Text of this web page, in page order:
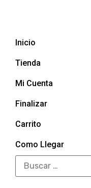
Inicio
Tienda
Mi Cuenta
Finalizar
Carrito
Como Llegar